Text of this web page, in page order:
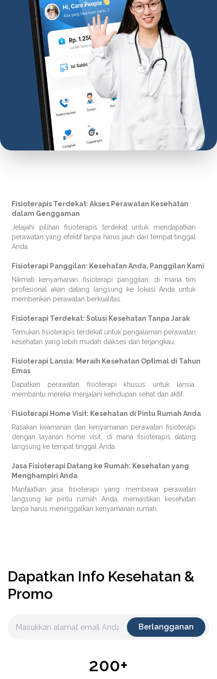
Fisioterapis Terdekat: Akses Perawatan Kesehatan
dalam Genggaman
Jelajahi pilihan fisioterapis terdekat untuk mendapatkan
perawatan yang efektif tanpa harus jauh dari tempat tinggal
Anda.
Fisioterapi Panggilan: Kesehatan Anda, Panggilan Kami
Nikmati kenyamanan fisioterapi panggilan, di mana tim
profesional akan datang langsung ke lokasi Anda untuk
memberikan perawatan berkualitas.
Fisioterapi Terdekat: Solusi Kesehatan Tanpa Jarak
Temukan fisioterapis terdekat untuk pengalaman perawatan
kesehatan yang lebih mudah diakses dan terjangkau.
Fisioterapi Lansia: Meraih Kesehatan Optimal di Tahun
Emas
Dapatkan perawatan fisioterapi khusus untuk lansia,
membantu mereka menjalani kehidupan sehat dan aktif.
Fisioterapi Home Visit: Kesehatan di Pintu Rumah Anda
Rasakan keamanan dan kenyamanan perawatan fisioterapi
dengan layanan home visit, di mana fisioterapis datang
langsung ke tempat tinggal Anda.
Jasa Fisioterapi Datang ke Rumah: Kesehatan yang
Menghampiri Anda
Manfaatkan jasa fisioterapi yang membawa perawatan
langsung ke pintu rumah Anda, memastikan kesehatan
tanpa harus meninggalkan kenyamanan rumah.
Dapatkan Info Kesehatan &
Promo
Berlangganan
200+